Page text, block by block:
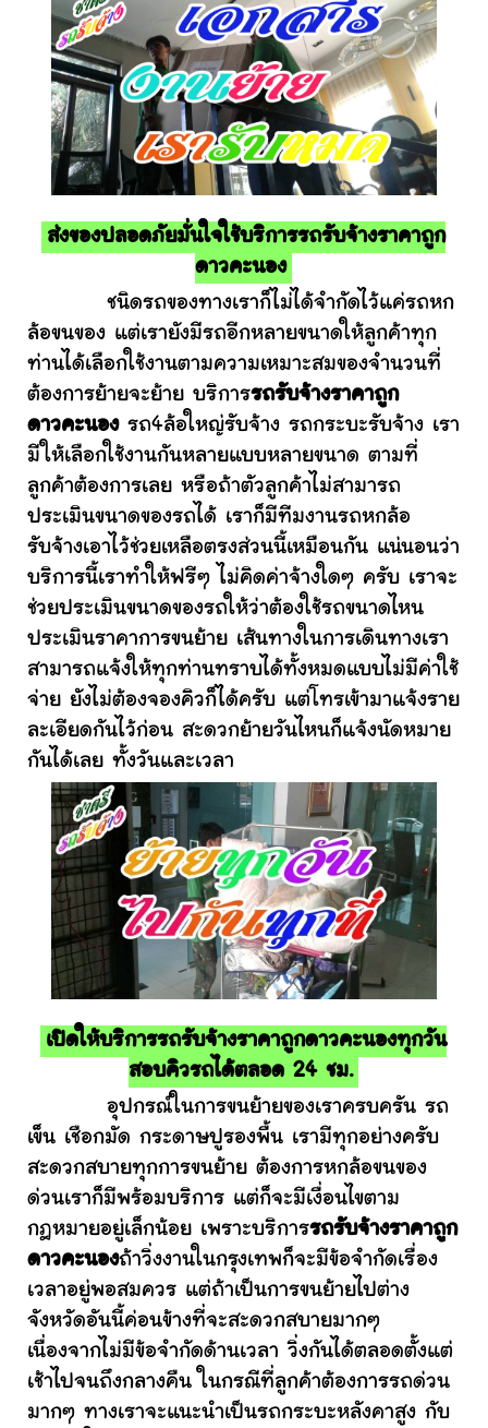
ส่งของปลอดภัยมั่นใจใช้บริการรถรับจ้างราคาถูก
ดาวคะนอง
ชนิดรถของทางเราก็ไม่ได้จำกัดไว้แค่รถหก
ล้อขนของ แต่เรายังมีรถอีกหลายขนาดให้ลูกค้าทุก
ท่านได้เลือกใช้งานตามความเหมาะสมของจำนวนที่
ต้องการย้ายจะย้าย บริการรถรับจ้างราคาถูก
ดาวคะนองรถ4ล้อใหญ่รับจ้าง รถกระบะรับจ้าง เรา
มีให้เลือกใช้งานกันหลายแบบหลายขนาด ตามที่
ลูกค้าต้องการเลย หรือถ้าตัวลูกค้าไม่สามารถ
ประเมินขนาดของรถได้ เราก็มีทีมงานรถหกล้อ
รับจ้างเอาไว้ช่วยเหลือตรงส่วนนี้เหมือนกัน แน่นอนว่า
บริการนี้เราทำให้ฟรีๆ ไม่คิดค่าจ้างใดๆ ครับ เราจะ
ช่วยประเมินขนาดของรถให้ว่าต้องใช้รถขนาดไหน
ประเมินราคาการขนย้าย เส้นทางในการเดินทางเรา
สามารถแจ้งให้ทุกท่านทราบได้ทั้งหมดแบบไม่มีค่าใช้
จ่าย ยังไม่ต้องจองคิวก็ได้ครับ แต่โทรเข้ามาแจ้งราย
ละเอียดกันไว้ก่อน สะดวกย้ายวันไหนก็แจ้งนัดหมาย
กันได้เลย ทั้งวันและเวลา
เปิดให้บริการรถรับจ้างราคาถูกดาวคะนองทุกวัน
สอบคิวรถได้ตลอด 24 ชม.
อุปกรณ์ในการขนย้ายของเราครบครัน รถ
เข็น เชือกมัด กระดาษปูรองพื้น เรามีทุกอย่างครับ
สะดวกสบายทุกการขนย้าย ต้องการหกล้อขนของ
ด่วนเราก็มีพร้อมบริการ แต่ก็จะมีเงื่อนไขตาม
กฎหมายอยู่เล็กน้อย เพราะบริการรถรับจ้างราคาถูก
ดาวคะนองถ้าวิ่งงานในกรุงเทพก็จะมีข้อจำกัดเรื่อง
เวลาอยู่พอสมควร แต่ถ้าเป็นการขนย้ายไปต่าง
จังหวัดอันนี้ค่อนข้างที่จะสะดวกสบายมากๆ
เนื่องจากไม่มีข้อจำกัดด้านเวลา วิ่งกันได้ตลอดตั้งแต่
เช้าไปจนถึงกลางคืน ในกรณีที่ลูกค้าต้องการรถด่วน
มากๆ ทางเราจะแนะนำเป็นรถกระบะหลังคาสูง กับ